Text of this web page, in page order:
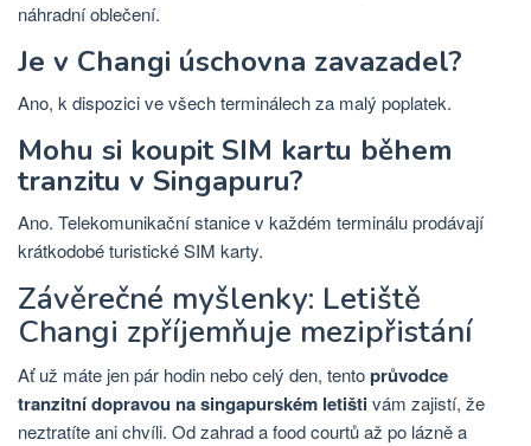
náhradní oblečení.
Je v Changi úschovna zavazadel?
Ano, k dispozici ve všech terminálech za malý poplatek.
Mohu si koupit SIM kartu během
tranzitu v Singapuru?
Ano. Telekomunikační stanice v každém terminálu prodávají
krátkodobé turistické SIM karty.
Závěrečné myšlenky: Letiště
Changi zpříjemňuje mezipřistání
Ať už máte jen pár hodin nebo celý den, tentoprůvodce
tranzitní dopravou na singapurském letištivám zajistí, že
neztratíte ani chvíli. Od zahrad a food courtů až po lázně a